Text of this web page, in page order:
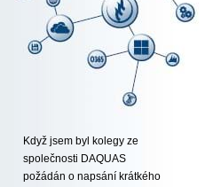
Když jsem byl kolegy ze
společnosti DAQUAS
požádán o napsání krátkého